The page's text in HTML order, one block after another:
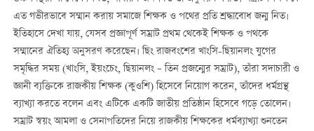
এত গভীরভাবে সম্মান করায় সমাজে শিক্ষক ও পথের প্রতি শ্রদ্ধাবোধ জন্ম নিত।
ইতিহাসে দেখা যায়, যেসব প্রজ্ঞাপূর্ণ সম্রাট প্রথম থেকেই শিক্ষক ও পথকে
সম্মানের ঐতিহ্য অনুসরণ করেছেন। ছিং রাজবংশের খাংসি-ছিয়ানলং যুগের
সমৃদ্ধির সময় (খাংসি, ইয়ংচেং, ছিয়ানলং – তিন প্রজন্মের সম্রাট), তাঁরা সদাচারী ও
জ্ঞানী ব্যক্তিকে রাজকীয় শিক্ষক (কুওশি) হিসেবে নিয়োগ করেন, তাঁদের ধর্মগ্রন্থ
ব্যাখ্যা করতে বলেন এবং এটিকে একটি জাতীয় প্রতিষ্ঠান হিসেবে গড়ে তোলেন।
সম্রাট স্বয়ং আমলা ও সেনাপতিদের নিয়ে রাজকীয় শিক্ষকের ধর্মব্যাখ্যা শুনতেন